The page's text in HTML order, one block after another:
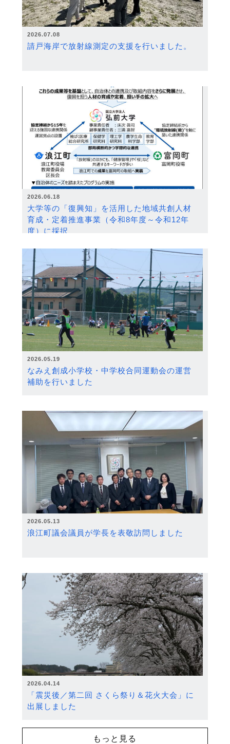
2026.07.08
請戸海岸で放射線測定の支援を行いました。
2026.06.18
大学等の「復興知」を活用した地域共創人材
育成・定着推進事業（令和8年度～令和12年
度）に採択
2026.05.19
なみえ創成小学校・中学校合同運動会の運営
補助を行いました
2026.05.13
浪江町議会議員が学長を表敬訪問しました
2026.04.14
「震災後／第二回 さくら祭り＆花火大会」に
出展しました
もっと見る